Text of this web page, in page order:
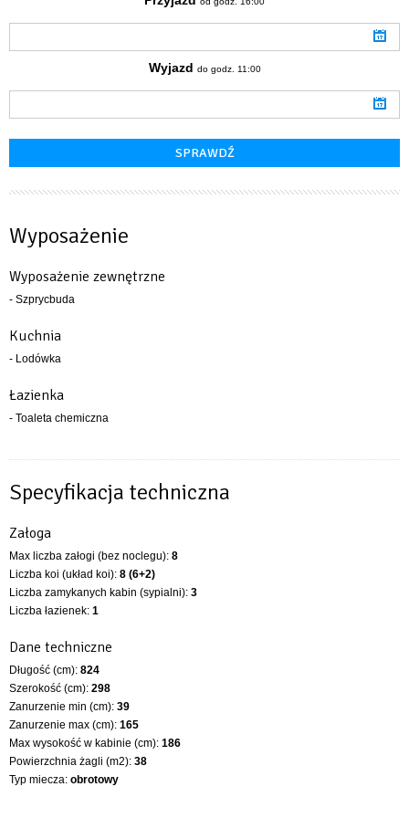
Wyjazd do godz. 11:00
Wyposażenie
Wyposażenie zewnętrzne
- Szprycbuda
Kuchnia
- Lodówka
Łazienka
- Toaleta chemiczna
Specyfikacja techniczna
Załoga
Max liczba załogi (bez noclegu): 8
Liczba koi (układ koi): 8 (6+2)
Liczba zamykanych kabin (sypialni): 3
Liczba łazienek: 1
Dane techniczne
Długość (cm): 824
Szerokość (cm): 298
Zanurzenie min (cm): 39
Zanurzenie max (cm): 165
Max wysokość w kabinie (cm): 186
Powierzchnia żagli (m2): 38
Typ miecza: obrotowy